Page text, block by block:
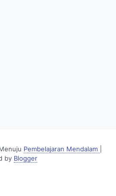
Pembelajaran Mendalam
by Blogger